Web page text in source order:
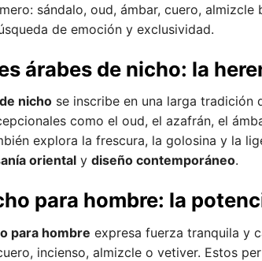
sándalo, oud, ámbar, cuero,
de emoción y exclusividad.
árabes de nicho: la
nicho se inscribe en una larga tradición
como el oud, el azafrán, el
explora la frescura, la golosina y la
oriental y diseño contemporáneo.
para hombre: la
para hombre expresa fuerza tranquila y
incienso, almizcle o vetiver. Estos